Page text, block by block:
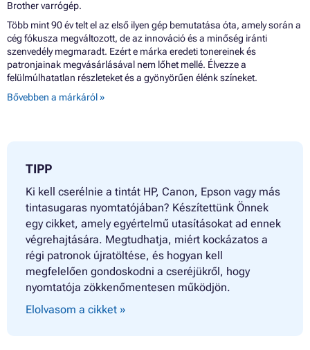
Brother varrógép.
Több mint 90 év telt el az első ilyen gép bemutatása óta, amely során a
cég fókusza megváltozott, de az innováció és a minőség iránti
szenvedély megmaradt. Ezért e márka eredeti tonereinek és
patronjainak megvásárlásával nem lőhet mellé. Élvezze a
felülmúlhatatlan részleteket és a gyönyörűen élénk színeket.
Bővebben a márkáról »
TIPP
Ki kell cserélnie a tintát HP, Canon, Epson vagy más
tintasugaras nyomtatójában? Készítettünk Önnek
egy cikket, amely egyértelmű utasításokat ad ennek
végrehajtására. Megtudhatja, miért kockázatos a
régi patronok újratöltése, és hogyan kell
megfelelően gondoskodni a cseréjükről, hogy
nyomtatója zökkenőmentesen működjön.
Elolvasom a cikket »